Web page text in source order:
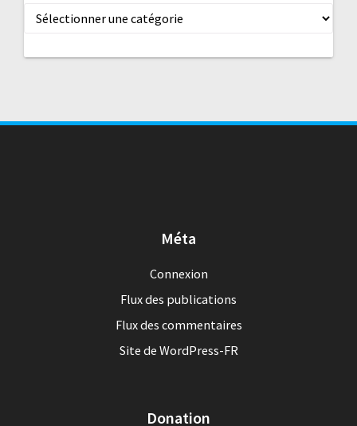
Catégories
Méta
Connexion
Flux des publications
Flux des commentaires
Site de WordPress-FR
Donation